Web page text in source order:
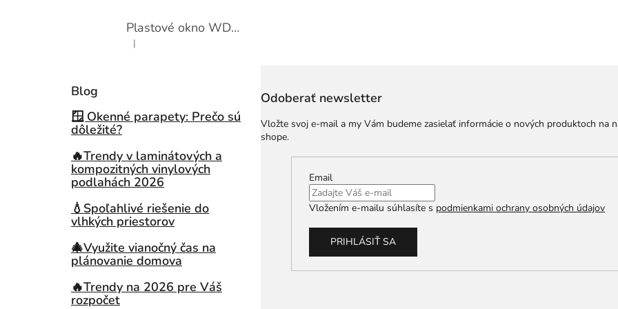
Plastové okno WDS 410x600 sklopné
Hodnotenie produktu je 5 z 5 hviezdičiek.
|
Blog
🪟 Okenné parapety: Prečo sú
dôležité?
🔥Trendy v laminátových a
kompozitných vinylových
podlahách 2026
💧Spoľahlivé riešenie do
vlhkých priestorov
🎄Využite vianočný čas na
plánovanie domova
🔥Trendy na 2026 pre Váš
rozpočet
Odoberať newsletter
Vložte svoj e-mail a my Vám budeme zasielať informácie o nových produktoch na
shope.
Email
Vložením e-mailu súhlasíte s podmienkami ochrany osobných údajov
PRIHLÁSIŤ SA